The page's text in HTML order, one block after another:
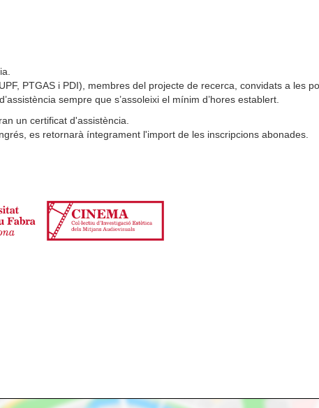
PTGAS i PDI), membres del projecte de recerca, convidats a les
sempre que s’assoleixi el mínim d’hores establert.
un certificat d'assistència.
es retornarà íntegrament l'import de les inscripcions abonades.